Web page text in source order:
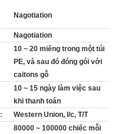
Nagotiation
Nagotiation
10 ~ 20 miếng trong một túi
PE, và sau đó đóng gói với
caitons gỗ
10 ~ 15 ngày làm việc sau
khi thanh toán
Western Union, l/c, T/T
80000 ~ 100000 chiếc mỗi